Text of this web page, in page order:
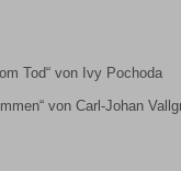
Tod“ von Ivy Pochoda
von Carl-Johan